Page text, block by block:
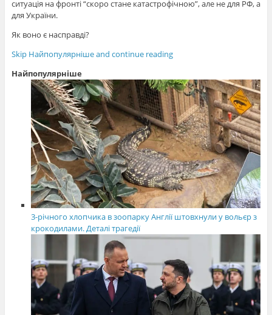
ситуація на фронті “скоро стане катастрофічною”, але не для РФ, а
для України.
Як воно є насправді?
Skip Найпопулярніше and continue reading
Найпопулярніше
3-річного хлопчика в зоопарку Англії штовхнули у вольєр з
крокодилами. Деталі трагедії